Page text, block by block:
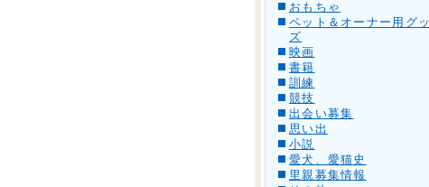
おもちゃ
ペット＆オーナー用グッ
ズ
映画
書籍
訓練
競技
出会い募集
思い出
小説
愛犬、愛猫史
里親募集情報